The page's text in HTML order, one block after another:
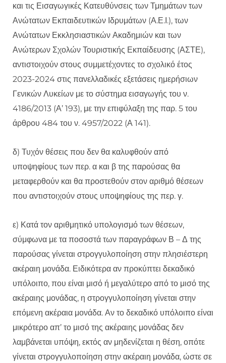
και τις Εισαγωγικές Κατευθύνσεις των Τμημάτων των
Ανώτατων Εκπαιδευτικών Ιδρυμάτων (Α.Ε.Ι.), των
Ανώτατων Εκκλησιαστικών Ακαδημιών και των
Ανώτερων Σχολών Τουριστικής Εκπαίδευσης (ΑΣΤΕ),
αντιστοιχούν στους συμμετέχοντες το σχολικό έτος
2023-2024 στις πανελλαδικές εξετάσεις ημερήσιων
Γενικών Λυκείων με το σύστημα εισαγωγής του ν.
4186/2013 (Α’ 193), με την επιφύλαξη της παρ. 5 του
άρθρου 484 του ν. 4957/2022 (Α 141).
δ) Τυχόν θέσεις που δεν θα καλυφθούν από
υποψηφίους των περ. α και β της παρούσας θα
μεταφερθούν και θα προστεθούν στον αριθμό θέσεων
που αντιστοιχούν στους υποψηφίους της περ. γ.
ε) Κατά τον αριθμητικό υπολογισμό των θέσεων,
σύμφωνα με τα ποσοστά των παραγράφων Β – Δ της
παρούσας γίνεται στρογγυλοποίηση στην πλησιέστερη
ακέραιη μονάδα. Ειδικότερα αν προκύπτει δεκαδικό
υπόλοιπο, που είναι μισό ή μεγαλύτερο από το μισό της
ακέραιης μονάδας, η στρογγυλοποίηση γίνεται στην
επόμενη ακέραια μονάδα. Αν το δεκαδικό υπόλοιπο είναι
μικρότερο απ’ το μισό της ακέραιης μονάδας δεν
λαμβάνεται υπόψη, εκτός αν μηδενίζεται η θέση, οπότε
γίνεται στρογγυλοποίηση στην ακέραιη μονάδα, ώστε σε